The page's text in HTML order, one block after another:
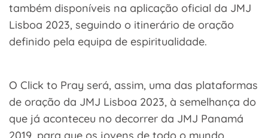
também disponíveis na aplicação oficial da JMJ
Lisboa 2023, seguindo o itinerário de oração
definido pela equipa de espiritualidade.
O Click to Pray será, assim, uma das plataformas
de oração da JMJ Lisboa 2023, à semelhança do
que já aconteceu no decorrer da JMJ Panamá